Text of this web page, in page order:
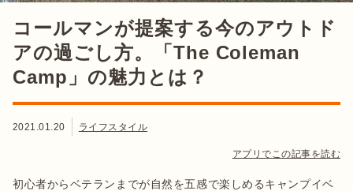
コールマンが提案する今のアウトド
アの過ごし方。「The Coleman
Camp」の魅力とは？
2021.01.20 ライフスタイル
アプリでこの記事を読む
初心者からベテランまでが自然を五感で楽しめるキャンプイベ